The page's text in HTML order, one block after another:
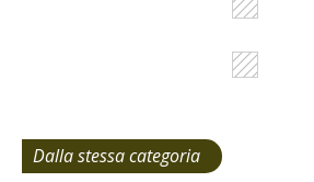
Dalla stessa categoria